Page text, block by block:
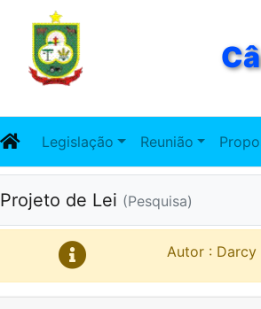
Legislação Reunião
Projeto de Lei (Pesquisa)
Autor : Darcy